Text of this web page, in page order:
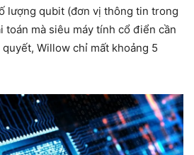
lượng qubit (đơn vị thông tin trong
toán mà siêu máy tính cổ điển cần
Willow chỉ mất khoảng 5